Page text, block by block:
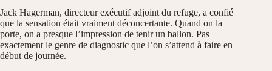
Jack Hagerman, directeur exécutif adjoint du refuge, a confié
que la sensation était vraiment déconcertante. Quand on la
porte, on a presque l’impression de tenir un ballon. Pas
exactement le genre de diagnostic que l’on s’attend à faire en
début de journée.